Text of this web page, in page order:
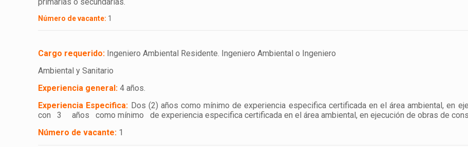
Número de vacante: 1
Cargo requerido: Ingeniero Ambiental Residente. Ingeniero Ambiental o Ingeniero
Ambiental y Sanitario
Experiencia general:4 años.
Experiencia Especifica: Dos (2) años como mínimo de experiencia especifica certificada en el área ambiental, en
con 3 años como mínimo de experiencia especifica certificada en el área ambiental, en ejecución de obras de
Número de vacante: 1